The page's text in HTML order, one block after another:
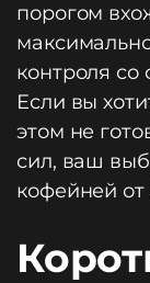
порогом
контроля
Если вы
этом не
сил, ваш
кофейней от